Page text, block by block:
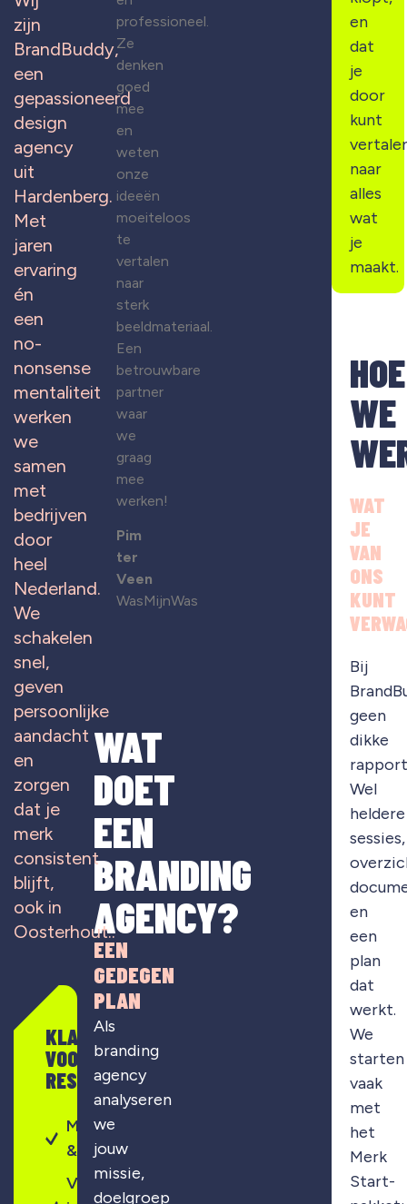
zijn
BrandBuddy,
een
gepassioneerd
design
agency
uit
Hardenberg.
Met
jaren
ervaring
én
een
no-
nonsense
mentaliteit
werken
we
samen
met
bedrijven
door
heel
Nederland.
We
schakelen
snel,
geven
persoonlijke
aandacht
en
zorgen
dat je
merk
consistent
blijft,
ook in
Oosterhout..
KLAAR
VOOR
RESULTAAT?
Merkontwikkeling
& strategie
Visuele
professioneel.
Ze
denken
goed
mee
en
weten
onze
ideeën
moeiteloos
te
vertalen
naar
sterk
beeldmateriaal.
Een
betrouwbare
partner
waar
we
graag
mee
werken!
Pim
ter
Veen
WasMijnWas
WAT
DOET
EEN
BRANDING
AGENCY?
EEN
GEDEGEN
PLAN
Als
branding
agency
analyseren
we
jouw
missie,
doelgroep
HOE
WE
WAT
JE
VAN
ONS
KUNT
Bij
geen
dikke
Wel
heldere
sessies,
en
een
plan
dat
werkt.
We
starten
vaak
met
het
Merk
Start-
en
dat
je
door
kunt
naar
alles
wat
je
maakt.